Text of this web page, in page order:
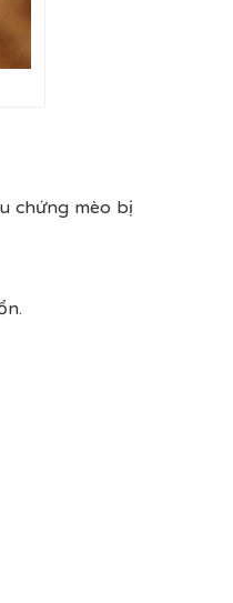
chứng mèo bị